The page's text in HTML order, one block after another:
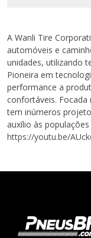
A Wanli Tire
automóveis e
unidades, utilizando
Pioneira em
performance a
confortáveis.
tem inúmeros
auxílio às
https://youtu.be/